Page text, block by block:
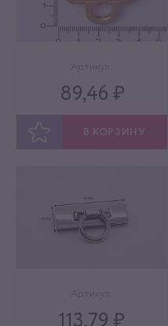
89,46 ₽
В КОРЗИНУ
113,79 ₽